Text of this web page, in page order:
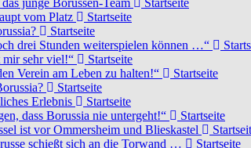
junge Borussen-Team
Startseite
vom Platz
Startseite
Startseite
drei Stunden weiterspielen können …“
mir sehr viel!“
Startseite
Verein am Leben zu halten!“
Startseite
Startseite
Erlebnis
Startseite
dass Borussia nie untergeht!“
Startseite
ist vor Ommersheim und Blieskastel
schießt sich an die Torwand …
Startseite